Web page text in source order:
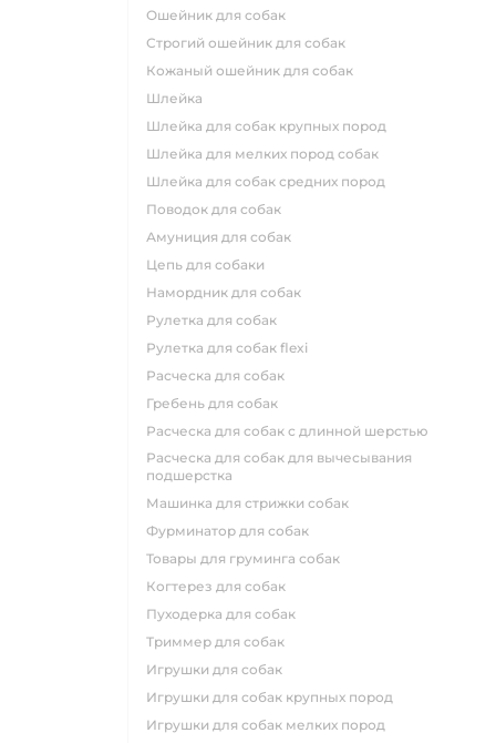
ошейник для собак
строгий ошейник для собак
кожаный ошейник для собак
шлейка
шлейка для собак крупных пород
шлейка для мелких пород собак
шлейка для собак средних пород
поводок для собак
амуниция для собак
цепь для собаки
намордник для собак
рулетка для собак
рулетка для собак flexi
расческа для собак
гребень для собак
расческа для собак с длинной шерстью
расческа для собак для вычесывания
подшерстка
машинка для стрижки собак
фурминатор для собак
товары для груминга собак
когтерез для собак
пуходерка для собак
триммер для собак
игрушки для собак
игрушки для собак крупных пород
игрушки для собак мелких пород